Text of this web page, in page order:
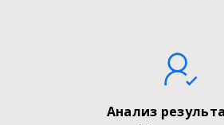
Анализ